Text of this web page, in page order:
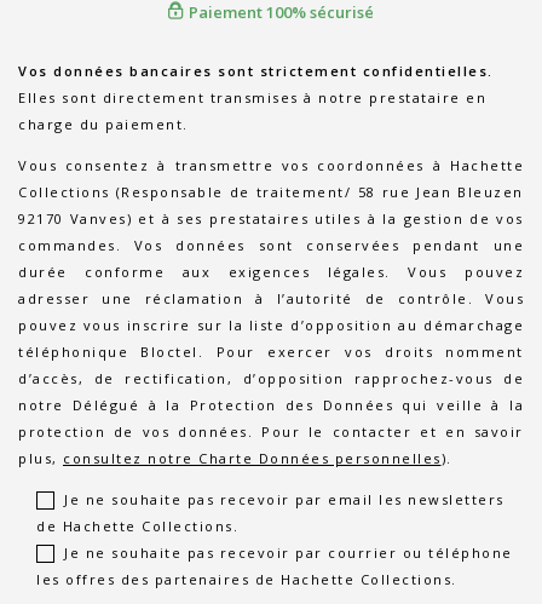
Paiement 100% sécurisé
Vos données bancaires sont strictement confidentielles.
Elles sont directement transmises à notre prestataire en
charge du paiement.
Vous consentez à transmettre vos coordonnées à Hachette
Collections (Responsable de traitement/ 58 rue Jean Bleuzen
92170 Vanves) et à ses prestataires utiles à la gestion de vos
commandes. Vos données sont conservées pendant une
durée conforme aux exigences légales. Vous pouvez
adresser une réclamation à l’autorité de contrôle. Vous
pouvez vous inscrire sur la liste d’opposition au démarchage
téléphonique Bloctel. Pour exercer vos droits nomment
d’accès, de rectification, d’opposition rapprochez-vous de
notre Délégué à la Protection des Données qui veille à la
protection de vos données. Pour le contacter et en savoir
plus, consultez notre Charte Données personnelles).
Je ne souhaite pas recevoir par email les newsletters
de Hachette Collections.
Je ne souhaite pas recevoir par courrier ou téléphone
les offres des partenaires de Hachette Collections.